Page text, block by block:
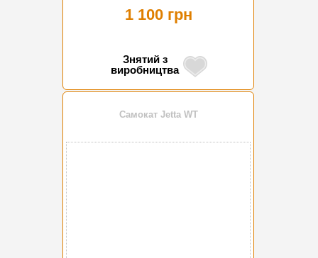
1 100 грн
Знятий з
виробництва
Самокат Jetta WT